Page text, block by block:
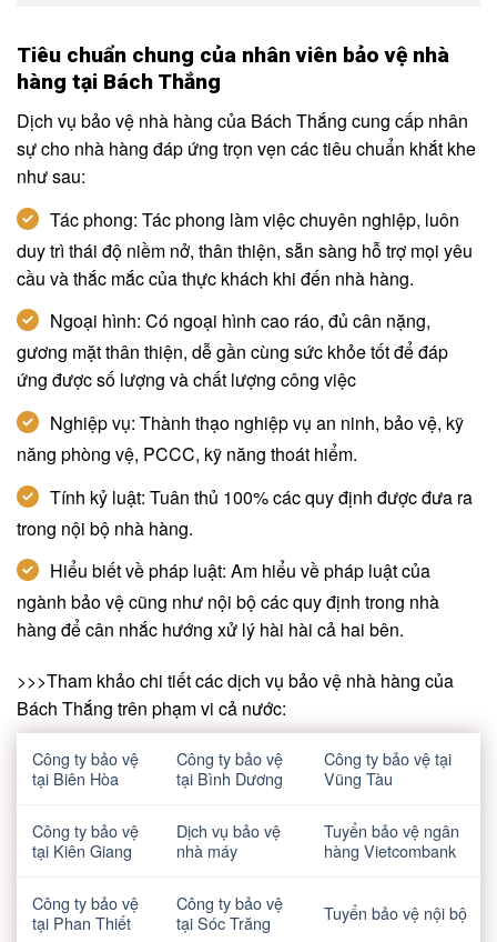
Tiêu chuẩn chung của nhân viên bảo vệ nhà
hàng tại Bách Thắng
Dịch vụ bảo vệ nhà hàng của Bách Thắng cung cấp nhân
sự cho nhà hàng đáp ứng trọn vẹn các tiêu chuẩn khắt khe
như sau:
Tác phong: Tác phong làm việc chuyên nghiệp, luôn
duy trì thái độ niềm nở, thân thiện, sẵn sàng hỗ trợ mọi yêu
cầu và thắc mắc của thực khách khi đến nhà hàng.
Ngoại hình: Có ngoại hình cao ráo, đủ cân nặng,
gương mặt thân thiện, dễ gần cùng sức khỏe tốt để đáp
ứng được số lượng và chất lượng công việc
Nghiệp vụ: Thành thạo nghiệp vụ an ninh, bảo vệ, kỹ
năng phòng vệ, PCCC, kỹ năng thoát hiểm.
Tính kỷ luật: Tuân thủ 100% các quy định được đưa ra
trong nội bộ nhà hàng.
Hiểu biết về pháp luật: Am hiểu về pháp luật của
ngành bảo vệ cũng như nội bộ các quy định trong nhà
hàng để cân nhắc hướng xử lý hài hài cả hai bên.
>>>Tham khảo chi tiết các dịch vụ bảo vệ nhà hàng của
Bách Thắng trên phạm vi cả nước:
Công ty bảo vệ
tại Biên Hòa
Công ty bảo vệ
tại Bình Dương
Công ty bảo vệ tại
Vũng Tàu
Công ty bảo vệ
tại Kiên Giang
Dịch vụ bảo vệ
nhà máy
Tuyển bảo vệ ngân
hàng Vietcombank
Công ty bảo vệ
tại Phan Thiết
Công ty bảo vệ
tại Sóc Trăng
Tuyển bảo vệ nội bộ